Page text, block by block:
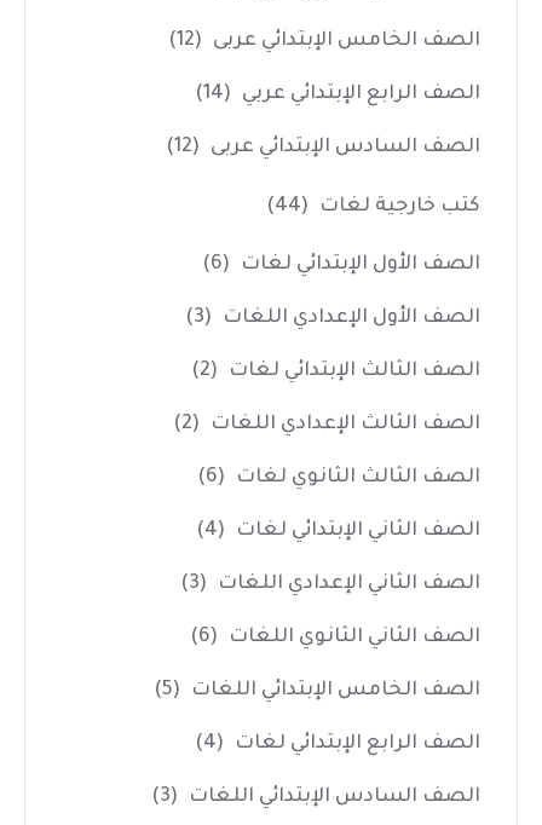
الصف الخامس الإبتدائي عربى (12)
الصف الرابع الإبتدائي عربي (14)
الصف السادس الإبتدائي عربى (12)
كتب خارجية لغات (44)
الصف الأول الإبتدائي لغات (6)
الصف الأول الإعدادي اللغات (3)
الصف الثالث الإبتدائي لغات (2)
الصف الثالث الإعدادي اللغات (2)
الصف الثالث الثانوي لغات (6)
الصف الثاني الإبتدائي لغات (4)
الصف الثاني الإعدادي اللغات (3)
الصف الثاني الثانوي اللغات (6)
الصف الخامس الإبتدائي اللغات (5)
الصف الرابع الإبتدائي لغات (4)
الصف السادس الإبتدائي اللغات (3)